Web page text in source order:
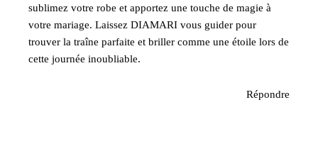
sublimez votre robe et apportez une touche de magie à
votre mariage. Laissez DIAMARI vous guider pour
trouver la traîne parfaite et briller comme une étoile lors de
cette journée inoubliable.
Répondre